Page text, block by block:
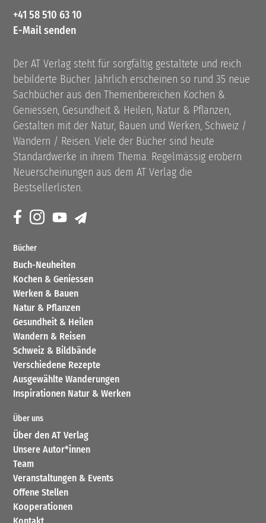
+41 58 510 63 10
E-Mail senden
Der AT Verlag steht für sorgfältig gestaltete und reich
bebilderte Bücher. Jährlich erscheinen so rund 35 neue
Sachbücher aus den Themenbereichen Kochen &
Geniessen, Gesundheit & Heilen, Natur & Pflanzen,
Gestalten mit der Natur, Bauen und Werken, Schweiz /
Wandern / Reisen. Viele der Bücher sind heute
Standardwerke in ihrem Thema. Regelmässig erobern
Neuerscheinungen aus dem AT Verlag die
Bestsellerlisten.
Bücher
Buch-Neuheiten
Kochen & Geniessen
Werken & Bauen
Natur & Pflanzen
Gesundheit & Heilen
Wandern & Reisen
Schweiz & Bildbände
Verschiedene Rezepte
Ausgewählte Wanderungen
Inspirationen Natur & Werken
Über uns
Über den AT Verlag
Unsere Autor*innen
Team
Veranstaltungen & Events
Offene Stellen
Kooperationen